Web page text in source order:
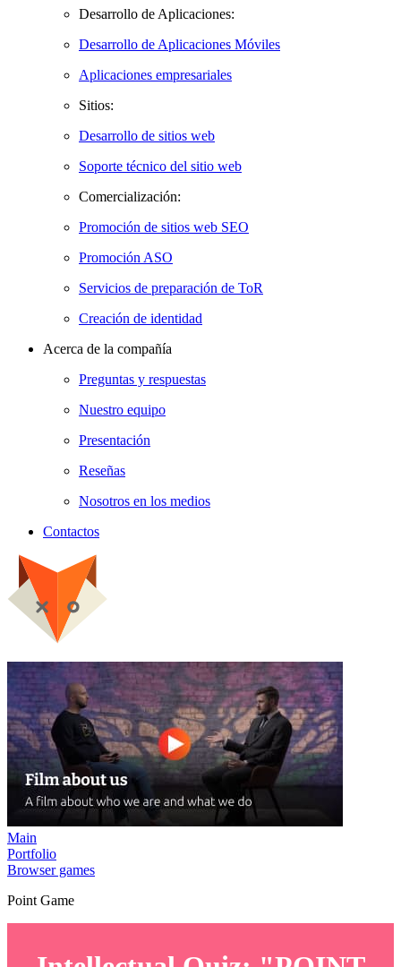
Desarrollo de Aplicaciones:
Desarrollo de Aplicaciones Móviles
Aplicaciones empresariales
Sitios:
Desarrollo de sitios web
Soporte técnico del sitio web
Comercialización:
Promoción de sitios web SEO
Promoción ASO
Servicios de preparación de ToR
Creación de identidad
Acerca de la compañía
Preguntas y respuestas
Nuestro equipo
Presentación
Reseñas
Nosotros en los medios
Contactos
Main
Portfolio
Browser games
Point Game